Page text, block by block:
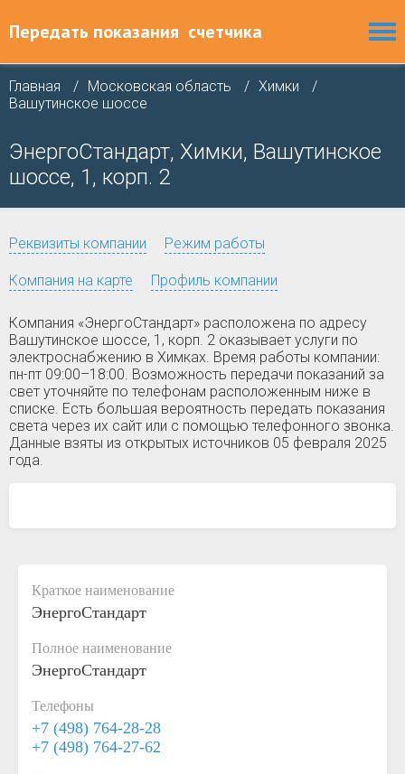
Передать показания счетчика
Главная Московская область
Химки
Вашутинское шоссе
ЭнергоСтандарт, Химки, Вашутинское
шоссе, 1, корп. 2
Реквизиты компании Режим работы
Компания на карте Профиль компании
Компания «ЭнергоСтандарт» расположена по адресу
Вашутинское шоссе, 1, корп. 2 оказывает услуги по
электроснабжению в Химках. Время работы компании:
пн-пт 09:00–18:00. Возможность передачи показаний за
свет уточняйте по телефонам расположенным ниже в
списке. Есть большая вероятность передать показания
света через их сайт или с помощью телефонного звонка.
Данные взяты из открытых источников 05 февраля 2025
года.
Краткое наименование
ЭнергоСтандарт
Полное наименование
ЭнергоСтандарт
Телефоны
+7 (498) 764-28-28
+7 (498) 764-27-62